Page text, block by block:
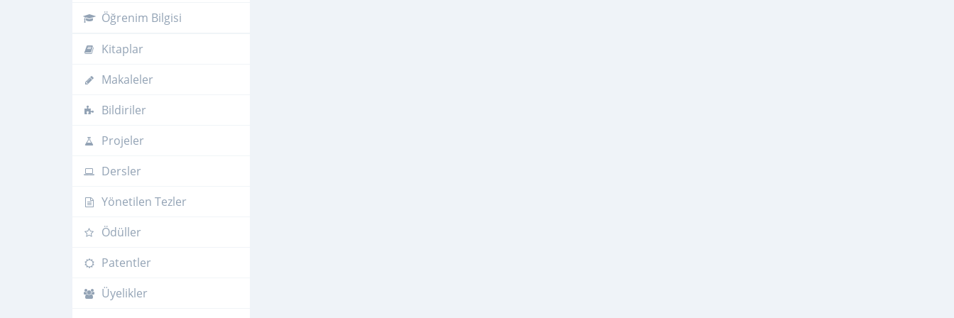
Öğrenim Bilgisi
Kitaplar
Makaleler
Bildiriler
Projeler
Dersler
Yönetilen Tezler
Ödüller
Patentler
Üyelikler